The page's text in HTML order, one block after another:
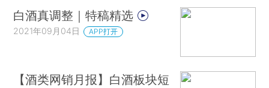
白酒真调整｜特稿精选
2021年09月04日 APP打开
【酒类网销月报】白酒板块短